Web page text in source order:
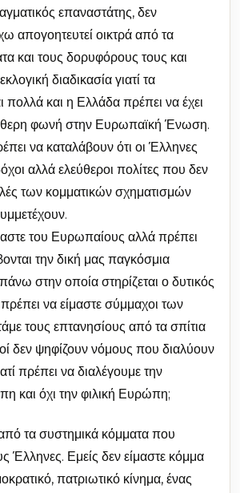
επαναστάτης, δεν
απογοητευτεί οικτρά από τα
και τους δορυφόρους τους και
διαδικασία γιατί τα
πολλά και η Ελλάδα πρέπει να έχει
φωνή στην Ευρωπαϊκή Ένωση.
να καταλάβουν ότι οι Έλληνες
αλλά ελεύθεροι πολίτες που δεν
των κομματικών σχηματισμών
του Ευρωπαίους αλλά πρέπει
την δική μας παγκόσμια
στην οποία στηρίζεται ο δυτικός
πρέπει να είμαστε σύμμαχοι των
τους επτανησίους από τα σπίτια
δεν ψηφίζουν νόμους που διαλύουν
πρέπει να διαλέγουμε την
και όχι την φιλική Ευρώπη;
τα συστημικά κόμματα που
Έλληνες. Εμείς δεν είμαστε κόμμα
πατριωτικό κίνημα, ένας